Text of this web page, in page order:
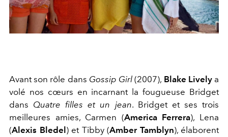
Avant son rôle dans Gossip Girl(2007), Blake Livelya
volé nos cœurs en incarnant la fougueuse Bridget
dans Quatre filles et un jean. Bridget et ses trois
meilleures amies, Carmen (America Ferrera), Lena
(Alexis Bledel) et Tibby (Amber Tamblyn), élaborent